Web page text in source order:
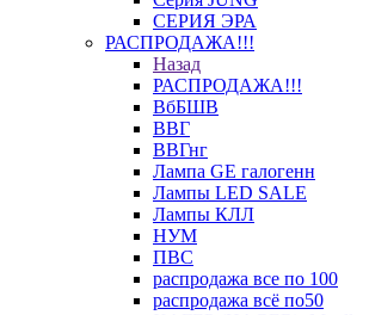
СЕРИЯ ЭРА
РАСПРОДАЖА!!!
Назад
РАСПРОДАЖА!!!
ВбБШВ
ВВГ
ВВГнг
Лампа GE галогенн
Лампы LED SALE
Лампы КЛЛ
НУМ
ПВС
распродажа все по 100
распродажа всё по50